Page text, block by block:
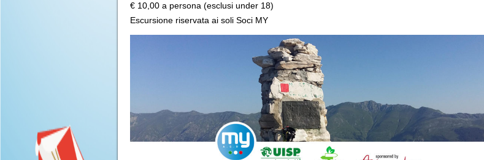
€ 10,00 a persona (esclusi under 18)
Escursione riservata ai soli Soci MY